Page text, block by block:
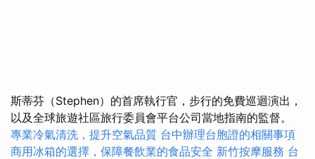
斯蒂芬（Stephen）的首席執行官，步行的免費巡迴演出，
以及全球旅遊社區旅行委員會平台公司當地指南的監督。
專業冷氣清洗，提升空氣品質 台中辦理台胞證的相關事項
商用冰箱的選擇，保障餐飲業的食品安全 新竹按摩服務 台